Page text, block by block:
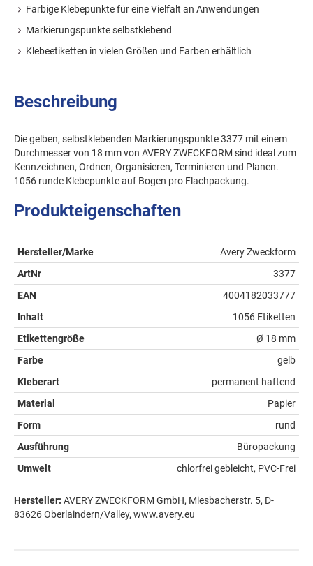
Farbige Klebepunkte für eine Vielfalt an Anwendungen
Markierungspunkte selbstklebend
Klebeetiketten in vielen Größen und Farben erhältlich
Beschreibung
Die gelben, selbstklebenden Markierungspunkte 3377 mit einem
Durchmesser von 18 mm von AVERY ZWECKFORM sind ideal zum
Kennzeichnen, Ordnen, Organisieren, Terminieren und Planen.
1056 runde Klebepunkte auf Bogen pro Flachpackung.
Produkteigenschaften
Hersteller/Marke
Avery Zweckform
ArtNr
3377
EAN
4004182033777
Inhalt
1056 Etiketten
Etikettengröße
Ø 18 mm
Farbe
gelb
Kleberart
permanent haftend
Material
Papier
Form
rund
Ausführung
Büropackung
Umwelt
chlorfrei gebleicht, PVC-Frei
Hersteller: AVERY ZWECKFORM GmbH, Miesbacherstr. 5, D-
83626 Oberlaindern/Valley, www.avery.eu